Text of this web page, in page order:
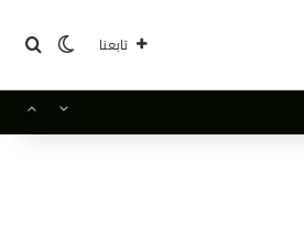
تابعنا الوضع